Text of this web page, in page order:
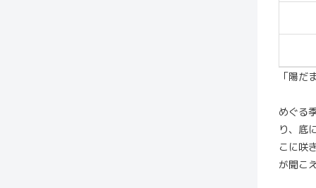
「陽
めぐる
り、底
こに咲
が聞こ